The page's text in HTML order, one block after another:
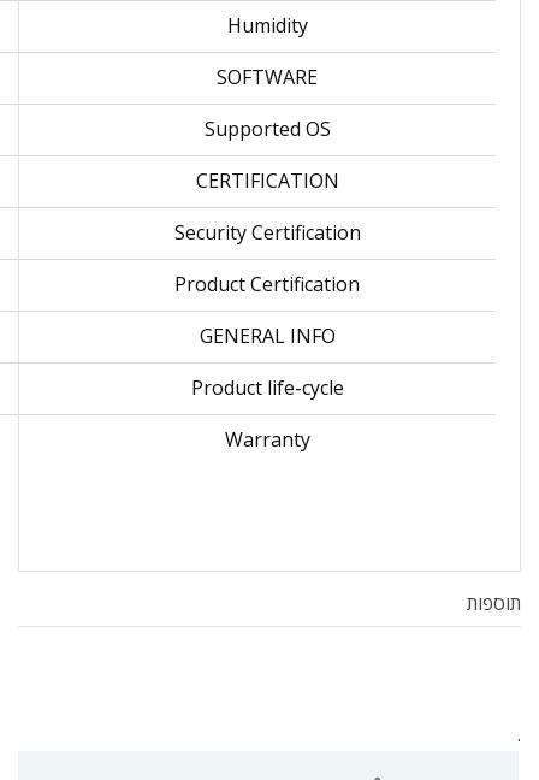
Humidity
SOFTWARE
Supported OS
CERTIFICATION
Security Certification
Product Certification
GENERAL INFO
Product life-cycle
Warranty
תוספות
.